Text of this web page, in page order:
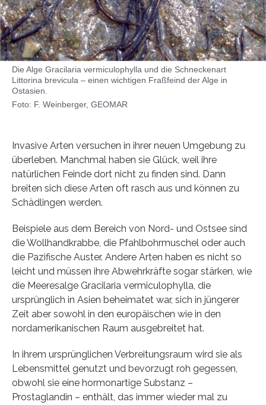
Die Alge Gracilaria vermiculophylla und die Schneckenart
Littorina brevicula – einen wichtigen Fraßfeind der Alge in
Ostasien.
Foto: F. Weinberger, GEOMAR
Invasive Arten versuchen in ihrer neuen Umgebung zu
überleben. Manchmal haben sie Glück, weil ihre
natürlichen Feinde dort nicht zu finden sind. Dann
breiten sich diese Arten oft rasch aus und können zu
Schädlingen werden.
Beispiele aus dem Bereich von Nord- und Ostsee sind
die Wollhandkrabbe, die Pfahlbohrmuschel oder auch
die Pazifische Auster. Andere Arten haben es nicht so
leicht und müssen ihre Abwehrkräfte sogar stärken, wie
die Meeresalge Gracilaria vermiculophylla, die
ursprünglich in Asien beheimatet war, sich in jüngerer
Zeit aber sowohl in den europäischen wie in den
nordamerikanischen Raum ausgebreitet hat.
In ihrem ursprünglichen Verbreitungsraum wird sie als
Lebensmittel genutzt und bevorzugt roh gegessen,
obwohl sie eine hormonartige Substanz –
Prostaglandin – enthält, das immer wieder mal zu